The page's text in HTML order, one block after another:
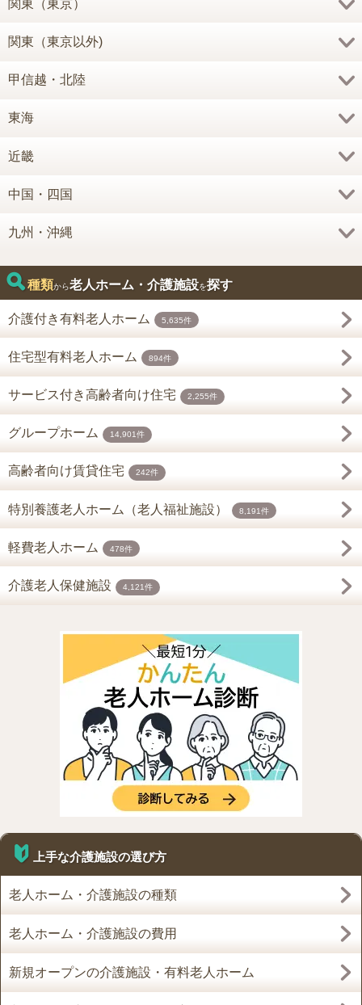
関東（東京）
関東（東京以外)
甲信越・北陸
東海
近畿
中国・四国
九州・沖縄
種類から老人ホーム・介護施設を探す
介護付き有料老人ホーム 5,635件
住宅型有料老人ホーム 894件
サービス付き高齢者向け住宅 2,255件
グループホーム 14,901件
高齢者向け賃貸住宅 242件
特別養護老人ホーム（老人福祉施設） 8,191件
軽費老人ホーム 478件
介護老人保健施設 4,121件
上手な介護施設の選び方
老人ホーム・介護施設の種類
老人ホーム・介護施設の費用
新規オープンの介護施設・有料老人ホーム